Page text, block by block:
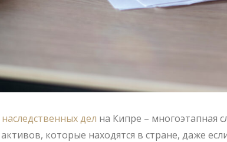
дел на Кипре – многоэтапная
которые находятся в стране, даже